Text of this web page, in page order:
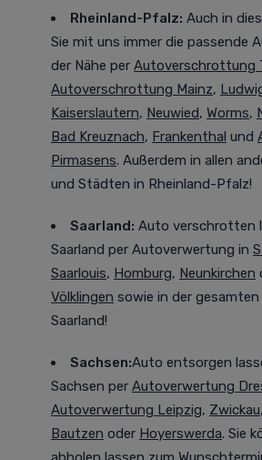
Rheinland-Pfalz: Auch in
Sie mit uns immer die passende
der Nähe per Autoverschrottung
Autoverschrottung Mainz,
Kaiserslautern, Neuwied, Worms,
Bad Kreuznach, Frankenthal und
Pirmasens. Außerdem in allen
und Städten in Rheinland-Pfalz!
Saarland: Auto verschrotten
Saarland per Autoverwertung in
Saarlouis, Homburg, Neunkirchen
Völklingen sowie in der gesamten
Saarland!
Sachsen:Auto entsorgen
Sachsen per Autoverwertung
Autoverwertung Leipzig, Zwickau,
Bautzen oder Hoyerswerda. Sie